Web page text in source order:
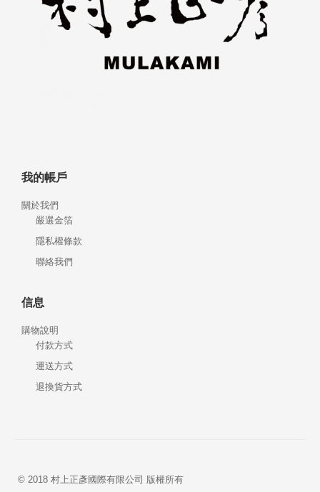
我的帳戶
關於我們
嚴選金箔
隱私權條款
聯絡我們
信息
購物說明
付款方式
運送方式
退換貨方式
© 2018 村上正彥國際有限公司 版權所有